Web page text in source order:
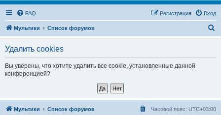
FAQ Вход
Регистрация
Мультики Список форумов
Удалить cookies
Вы уверены, что хотите удалить все cookie, установленные данной
конференцией?
Мультики Список форумов Часовой пояс: UTC+03:00